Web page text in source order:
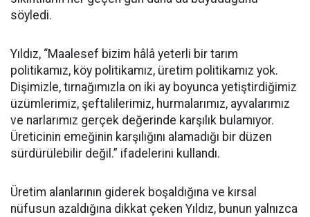
söyledi.
Yıldız, “Maalesef bizim hâlâ yeterli bir tarım
politikamız, köy politikamız, üretim politikamız yok.
Dişimizle, tırnağımızla on iki ay boyunca yetiştirdiğimiz
üzümlerimiz, şeftalilerimiz, hurmalarımız, ayvalarımız
ve narlarımız gerçek değerinde karşılık bulamıyor.
Üreticinin emeğinin karşılığını alamadığı bir düzen
sürdürülebilir değil.” ifadelerini kullandı.
Üretim alanlarının giderek boşaldığına ve kırsal
nüfusun azaldığına dikkat çeken Yıldız, bunun yalnızca